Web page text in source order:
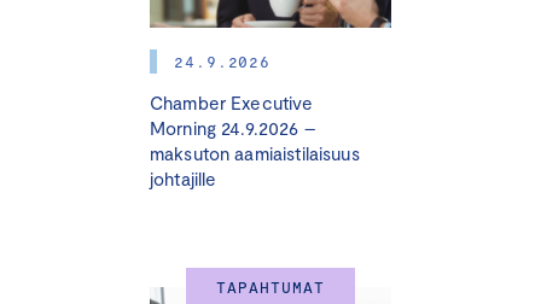
24.9.2026
Chamber Executive
Morning 24.9.2026 –
maksuton aamiaistilaisuus
johtajille
TAPAHTUMAT